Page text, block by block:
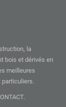
la
bois et dérivés en
meilleures